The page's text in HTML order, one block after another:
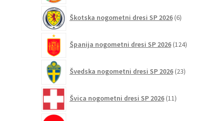
Škotska nogometni dresi SP 2026 6izdelkov
Španija nogometni dresi SP 2026 124izdelkov
Švedska nogometni dresi SP 2026 23izdelkov
Švica nogometni dresi SP 2026 11izdelkov